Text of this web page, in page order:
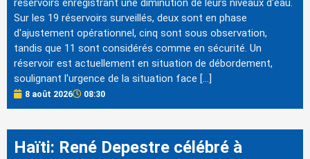
réservoirs enregistrant une diminution de leurs niveaux d'eau.
Sur les 19 réservoirs surveillés, deux sont en phase
d'ajustement opérationnel, cinq sont sous observation,
tandis que 11 sont considérés comme en sécurité. Un
réservoir est actuellement en situation de débordement,
soulignant l'urgence de la situation face […]
8 août 2026 08:30
Haïti: René Depestre célébré à